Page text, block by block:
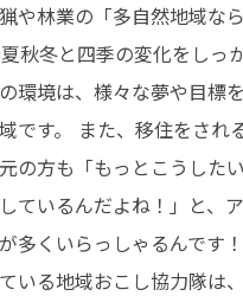
や林業の「多自然地域な
秋冬と四季の変化をしっ
環境は、様々な夢や目標
です。 また、移住をされ
の方も「もっとこうした
ているんだよね！」と、
多くいらっしゃるんです！
いる地域おこし協力隊は